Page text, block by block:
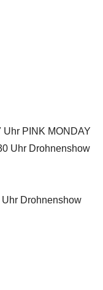
Uhr PINK MONDAY
Uhr Drohnenshow
Drohnenshow